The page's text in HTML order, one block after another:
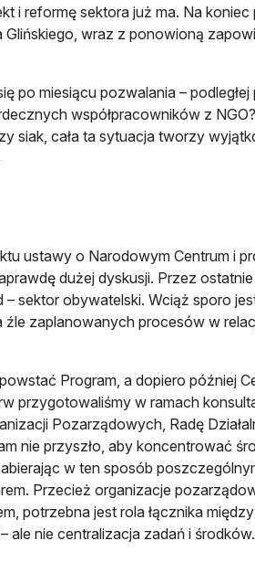
i reformę sektora już ma. Na koniec
wraz z ponowioną
po miesiącu pozwalania –
współpracowników z
siak, cała ta sytuacja tworzy
ustawy o Narodowym Centrum i
dużej dyskusji. Przez ostatnie
sektor obywatelski. Wciąż sporo
zaplanowanych procesów w
Program, a dopiero później
przygotowaliśmy w ramach
Pozarządowych, Radę
nie przyszło, aby koncentrować
w ten sposób
Przecież organizacje
potrzebna jest rola łącznika
ale nie centralizacja zadań i środków.